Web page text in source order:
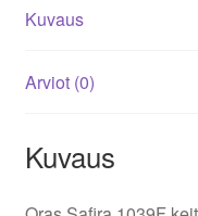
Kuvaus
Arviot (0)
Kuvaus